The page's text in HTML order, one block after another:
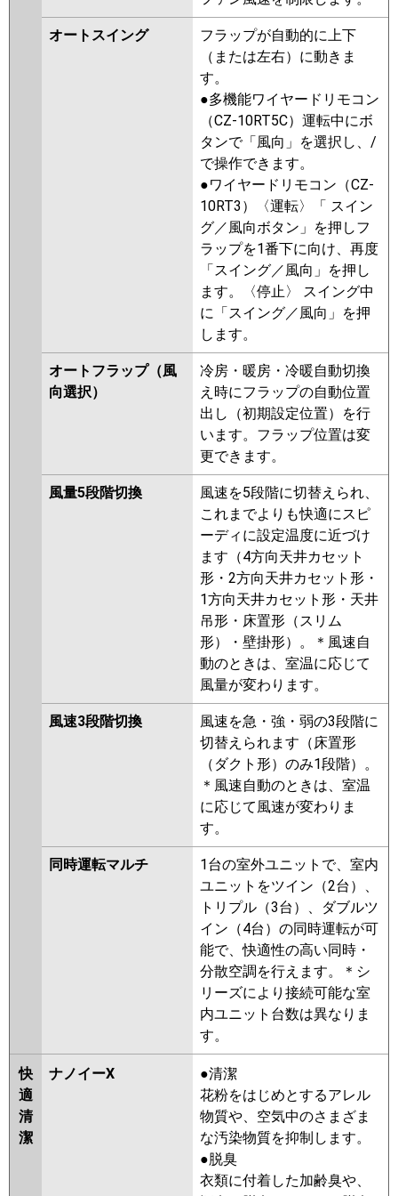
オートスイング
フラップが自動的に上下
（または左右）に動きま
す。
●多機能ワイヤードリモコン
（CZ-10RT5C）運転中にボ
タンで「風向」を選択し、/
で操作できます。
●ワイヤードリモコン（CZ-
10RT3）〈運転〉「 スイン
グ／風向ボタン」を押しフ
ラップを1番下に向け、再度
「スイング／風向」を押し
ます。〈停止〉 スイング中
に「スイング／風向」を押
します。
オートフラップ（風
向選択）
冷房・暖房・冷暖自動切換
え時にフラップの自動位置
出し（初期設定位置）を行
います。フラップ位置は変
更できます。
風量5段階切換
風速を5段階に切替えられ、
これまでよりも快適にスピ
ーディに設定温度に近づけ
ます（4方向天井カセット
形・2方向天井カセット形・
1方向天井カセット形・天井
吊形・床置形（スリム
形）・壁掛形）。＊風速自
動のときは、室温に応じて
風量が変わります。
風速3段階切換
風速を急・強・弱の3段階に
切替えられます（床置形
（ダクト形）のみ1段階）。
＊風速自動のときは、室温
に応じて風速が変わりま
す。
同時運転マルチ
1台の室外ユニットで、室内
ユニットをツイン（2台）、
トリプル（3台）、ダブルツ
イン（4台）の同時運転が可
能で、快適性の高い同時・
分散空調を行えます。＊シ
リーズにより接続可能な室
内ユニット台数は異なりま
す。
快
適
清
潔
ナノイーX
●清潔
花粉をはじめとするアレル
物質や、空気中のさまざま
な汚染物質を抑制します。
●脱臭
衣類に付着した加齢臭や、